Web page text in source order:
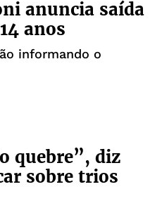
anuncia saída
anos
informando o
quebre”, diz
sobre trios